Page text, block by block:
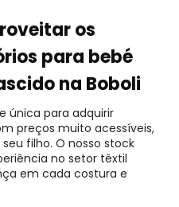
os
para bebé
na Boboli
única para adquirir
preços muito acessíveis,
filho. O nosso stock
no setor têxtil
em cada costura e